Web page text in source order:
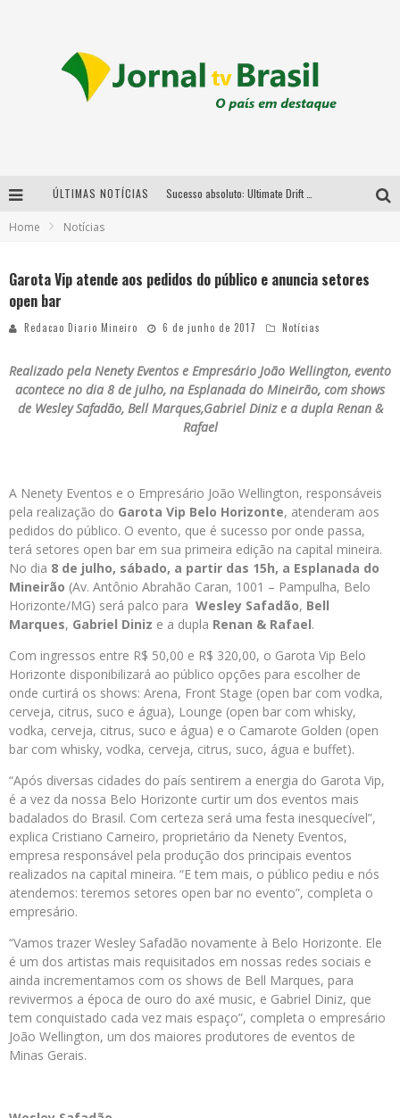
ÚLTIMAS NOTÍCIAS
Home Notícias
Garota Vip atende aos pedidos do público e anuncia setores
open bar
Redacao Diario Mineiro 6 de junho de 2017 Notícias
Realizado pela Nenety Eventos e Empresário João Wellington, evento
acontece no dia 8 de julho, na Esplanada do Mineirão, com shows
de Wesley Safadão, Bell Marques,Gabriel Diniz e a dupla Renan &
Rafael
A Nenety Eventos e o Empresário João Wellington, responsáveis
pela realização do Garota Vip Belo Horizonte, atenderam aos
pedidos do público. O evento, que é sucesso por onde passa,
terá setores open bar em sua primeira edição na capital mineira.
No dia 8 de julho, sábado, a partir das 15h, a Esplanada do
Mineirão (Av. Antônio Abrahão Caran, 1001 – Pampulha, Belo
Horizonte/MG) será palco para Wesley Safadão, Bell
Marques, Gabriel Diniz e a dupla Renan & Rafael.
Com ingressos entre R$ 50,00 e R$ 320,00, o Garota Vip Belo
Horizonte disponibilizará ao público opções para escolher de
onde curtirá os shows: Arena, Front Stage (open bar com vodka,
cerveja, citrus, suco e água), Lounge (open bar com whisky,
vodka, cerveja, citrus, suco e água) e o Camarote Golden (open
bar com whisky, vodka, cerveja, citrus, suco, água e buffet).
“Após diversas cidades do país sentirem a energia do Garota Vip,
é a vez da nossa Belo Horizonte curtir um dos eventos mais
badalados do Brasil. Com certeza será uma festa inesquecível”,
explica Cristiano Carneiro, proprietário da Nenety Eventos,
empresa responsável pela produção dos principais eventos
realizados na capital mineira. “E tem mais, o público pediu e nós
atendemos: teremos setores open bar no evento”, completa o
empresário.
“Vamos trazer Wesley Safadão novamente à Belo Horizonte. Ele
é um dos artistas mais requisitados em nossas redes sociais e
ainda incrementamos com os shows de Bell Marques, para
revivermos a época de ouro do axé music, e Gabriel Diniz, que
tem conquistado cada vez mais espaço”, completa o empresário
João Wellington, um dos maiores produtores de eventos de
Minas Gerais.